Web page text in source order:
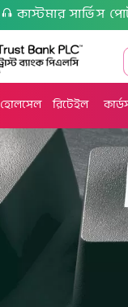
কাস্টমার সার্ভিস
হোলসেল রিটেইল